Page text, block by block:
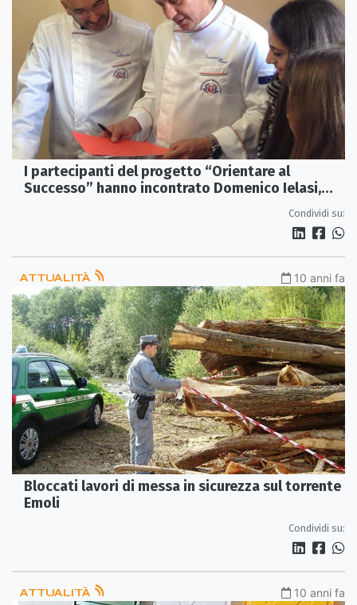
I partecipanti del progetto “Orientare al
Successo” hanno incontrato Domenico Ielasi,
Condividi su:
ATTUALITÀ 10 anni fa
Bloccati lavori di messa in sicurezza sul torrente
Emoli
Condividi su:
ATTUALITÀ 10 anni fa